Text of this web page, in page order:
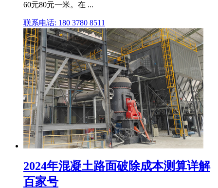
60元80元一米。在 ...
联系电话: 180 3780 8511
2024年混凝土路面破除成本测算详解
百家号